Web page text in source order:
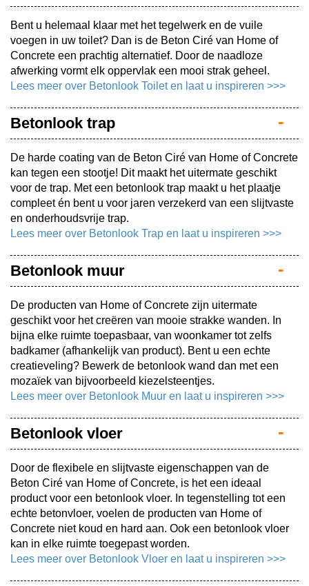
Bent u helemaal klaar met het tegelwerk en de vuile
voegen in uw toilet? Dan is de Beton Ciré van Home of
Concrete een prachtig alternatief. Door de naadloze
afwerking vormt elk oppervlak een mooi strak geheel.
Lees meer over Betonlook Toilet en laat u inspireren >>>
Betonlook trap
De harde coating van de Beton Ciré van Home of Concrete
kan tegen een stootje! Dit maakt het uitermate geschikt
voor de trap. Met een betonlook trap maakt u het plaatje
compleet én bent u voor jaren verzekerd van een slijtvaste
en onderhoudsvrije trap.
Lees meer over Betonlook Trap en laat u inspireren >>>
Betonlook muur
De producten van Home of Concrete zijn uitermate
geschikt voor het creëren van mooie strakke wanden. In
bijna elke ruimte toepasbaar, van woonkamer tot zelfs
badkamer (afhankelijk van product). Bent u een echte
creatieveling? Bewerk de betonlook wand dan met een
mozaïek van bijvoorbeeld kiezelsteentjes.
Lees meer over Betonlook Muur en laat u inspireren >>>
Betonlook vloer
Door de flexibele en slijtvaste eigenschappen van de
Beton Ciré van Home of Concrete, is het een ideaal
product voor een betonlook vloer. In tegenstelling tot een
echte betonvloer, voelen de producten van Home of
Concrete niet koud en hard aan. Ook een betonlook vloer
kan in elke ruimte toegepast worden.
Lees meer over Betonlook Vloer en laat u inspireren >>>